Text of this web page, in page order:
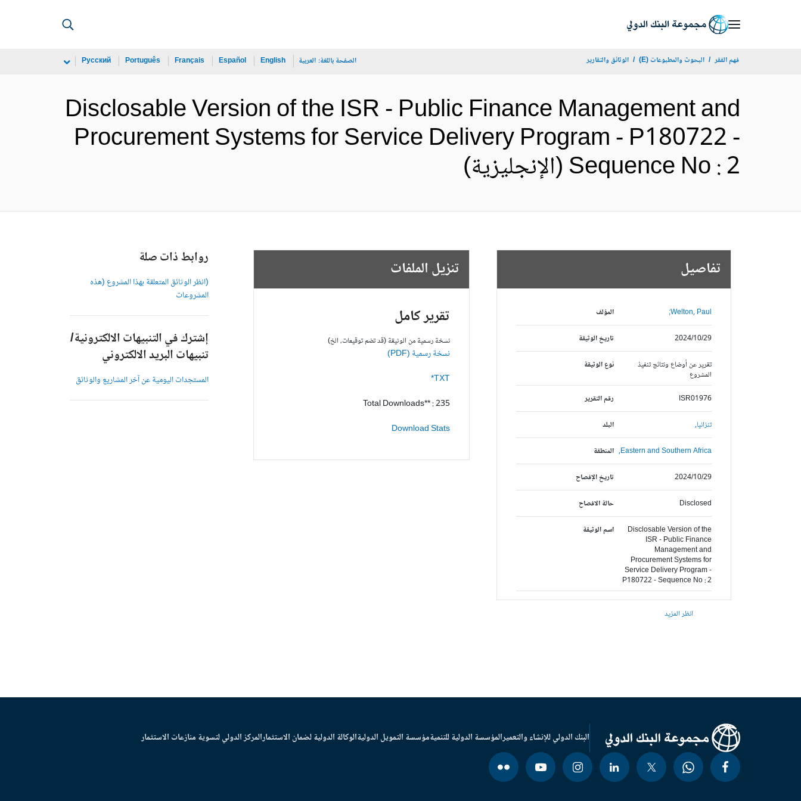
فهم الفقر البحوث والمطبوعات (E) الوثائق والتقارير الصفحة باللغة: العربية English
Español
Français
Português
Русский
Disclosable Version of the ISR - Public Finance Management and
Procurement Systems for Service Delivery Program - P180722 -
Sequence No : 2 (الإنجليزية)
تفاصيل
المؤلف Welton, Paul;
تاريخ الوثيقة 2024/10/29
نوع الوثيقة
تقرير عن أوضاع ونتائج تنفيذ
المشروع
رقم التقرير
ISR01976
البلد تنزانيا,
المنطقة Eastern and Southern Africa,
تاريخ الإفصاح 2024/10/29
حالة الافصاح Disclosed
اسم الوثيقة
Disclosable Version of the
ISR - Public Finance
Management and
Procurement Systems for
Service Delivery Program -
P180722 - Sequence No : 2
انظر المزيد
تنزيل الملفات
تقرير كامل
نسخة رسمية من الوثيقة (قد تضم توقيعات، الخ)
نسخة رسمية (PDF)
TXT*
Total Downloads** : 235
Download Stats
روابط ذات صلة
(انظر الوثائق المتعلقة بهذا المشروع (هذه
المشروعات
إشترك في التنبيهات الالكترونية/
تنبيهات البريد الالكتروني
المستجدات اليومية عن آخر المشاريع والوثائق
البنك الدولي للإنشاء والتعميرالمؤسسة الدولية للتنميةمؤسسة التمويل الدوليةالوكالة الدولية لضمان الاستثمارالمركز الدولي لتسوية منازعات الاستثمار